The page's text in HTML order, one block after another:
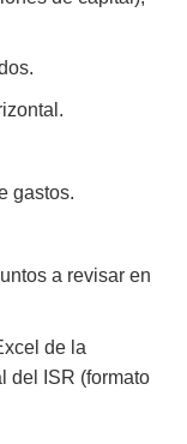
gastos.
a revisar en
de la
del ISR (formato